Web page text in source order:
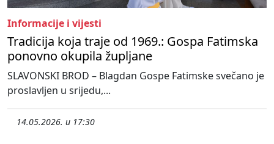
Informacije i vijesti
Tradicija koja traje od 1969.: Gospa Fatimska
ponovno okupila župljane
SLAVONSKI BROD – Blagdan Gospe Fatimske svečano je
proslavljen u srijedu,...
14.05.2026. u 17:30